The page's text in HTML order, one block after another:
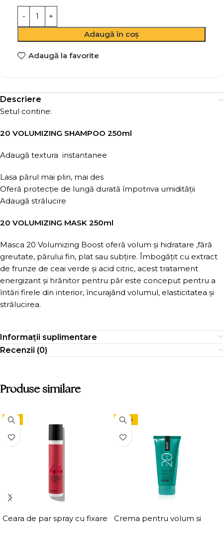
Adaugă în coș
Adaugă la favorite
Descriere
Setul contine:
20 VOLUMIZING SHAMPOO 250ml
Adaugă textura instantanee
Lasa părul mai plin, mai des
Oferă protecție de lungă durată împotriva umidității
Adaugă strălucire
20 VOLUMIZING MASK 250ml
Masca 20 Volumizing Boost oferă volum și hidratare ,fără
greutate, părului fin, plat sau subțire. Îmbogățit cu extract
de frunze de ceai verde și acid citric, acest tratament
energizant și hrănitor pentru păr este conceput pentru a
întări firele din interior, încurajând volumul, elasticitatea și
strălucirea.
Informații suplimentare
Recenzii (0)
Produse similare
-9%
Ceara de par spray cu fixare
-24%
Crema pentru volum si